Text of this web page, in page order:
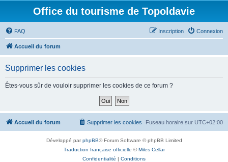
Office du tourisme de Topoldavie
FAQ Connexion
Inscription
Accueil du forum
Supprimer les cookies
Êtes-vous sûr de vouloir supprimer les cookies de ce forum ?
Accueil du forum Fuseau horaire sur UTC+02:00
Supprimer les cookies
Développé parphpBB® Forum Software © phpBB Limited
Traduction française officielle ©Miles Cellar
Confidentialité | Conditions